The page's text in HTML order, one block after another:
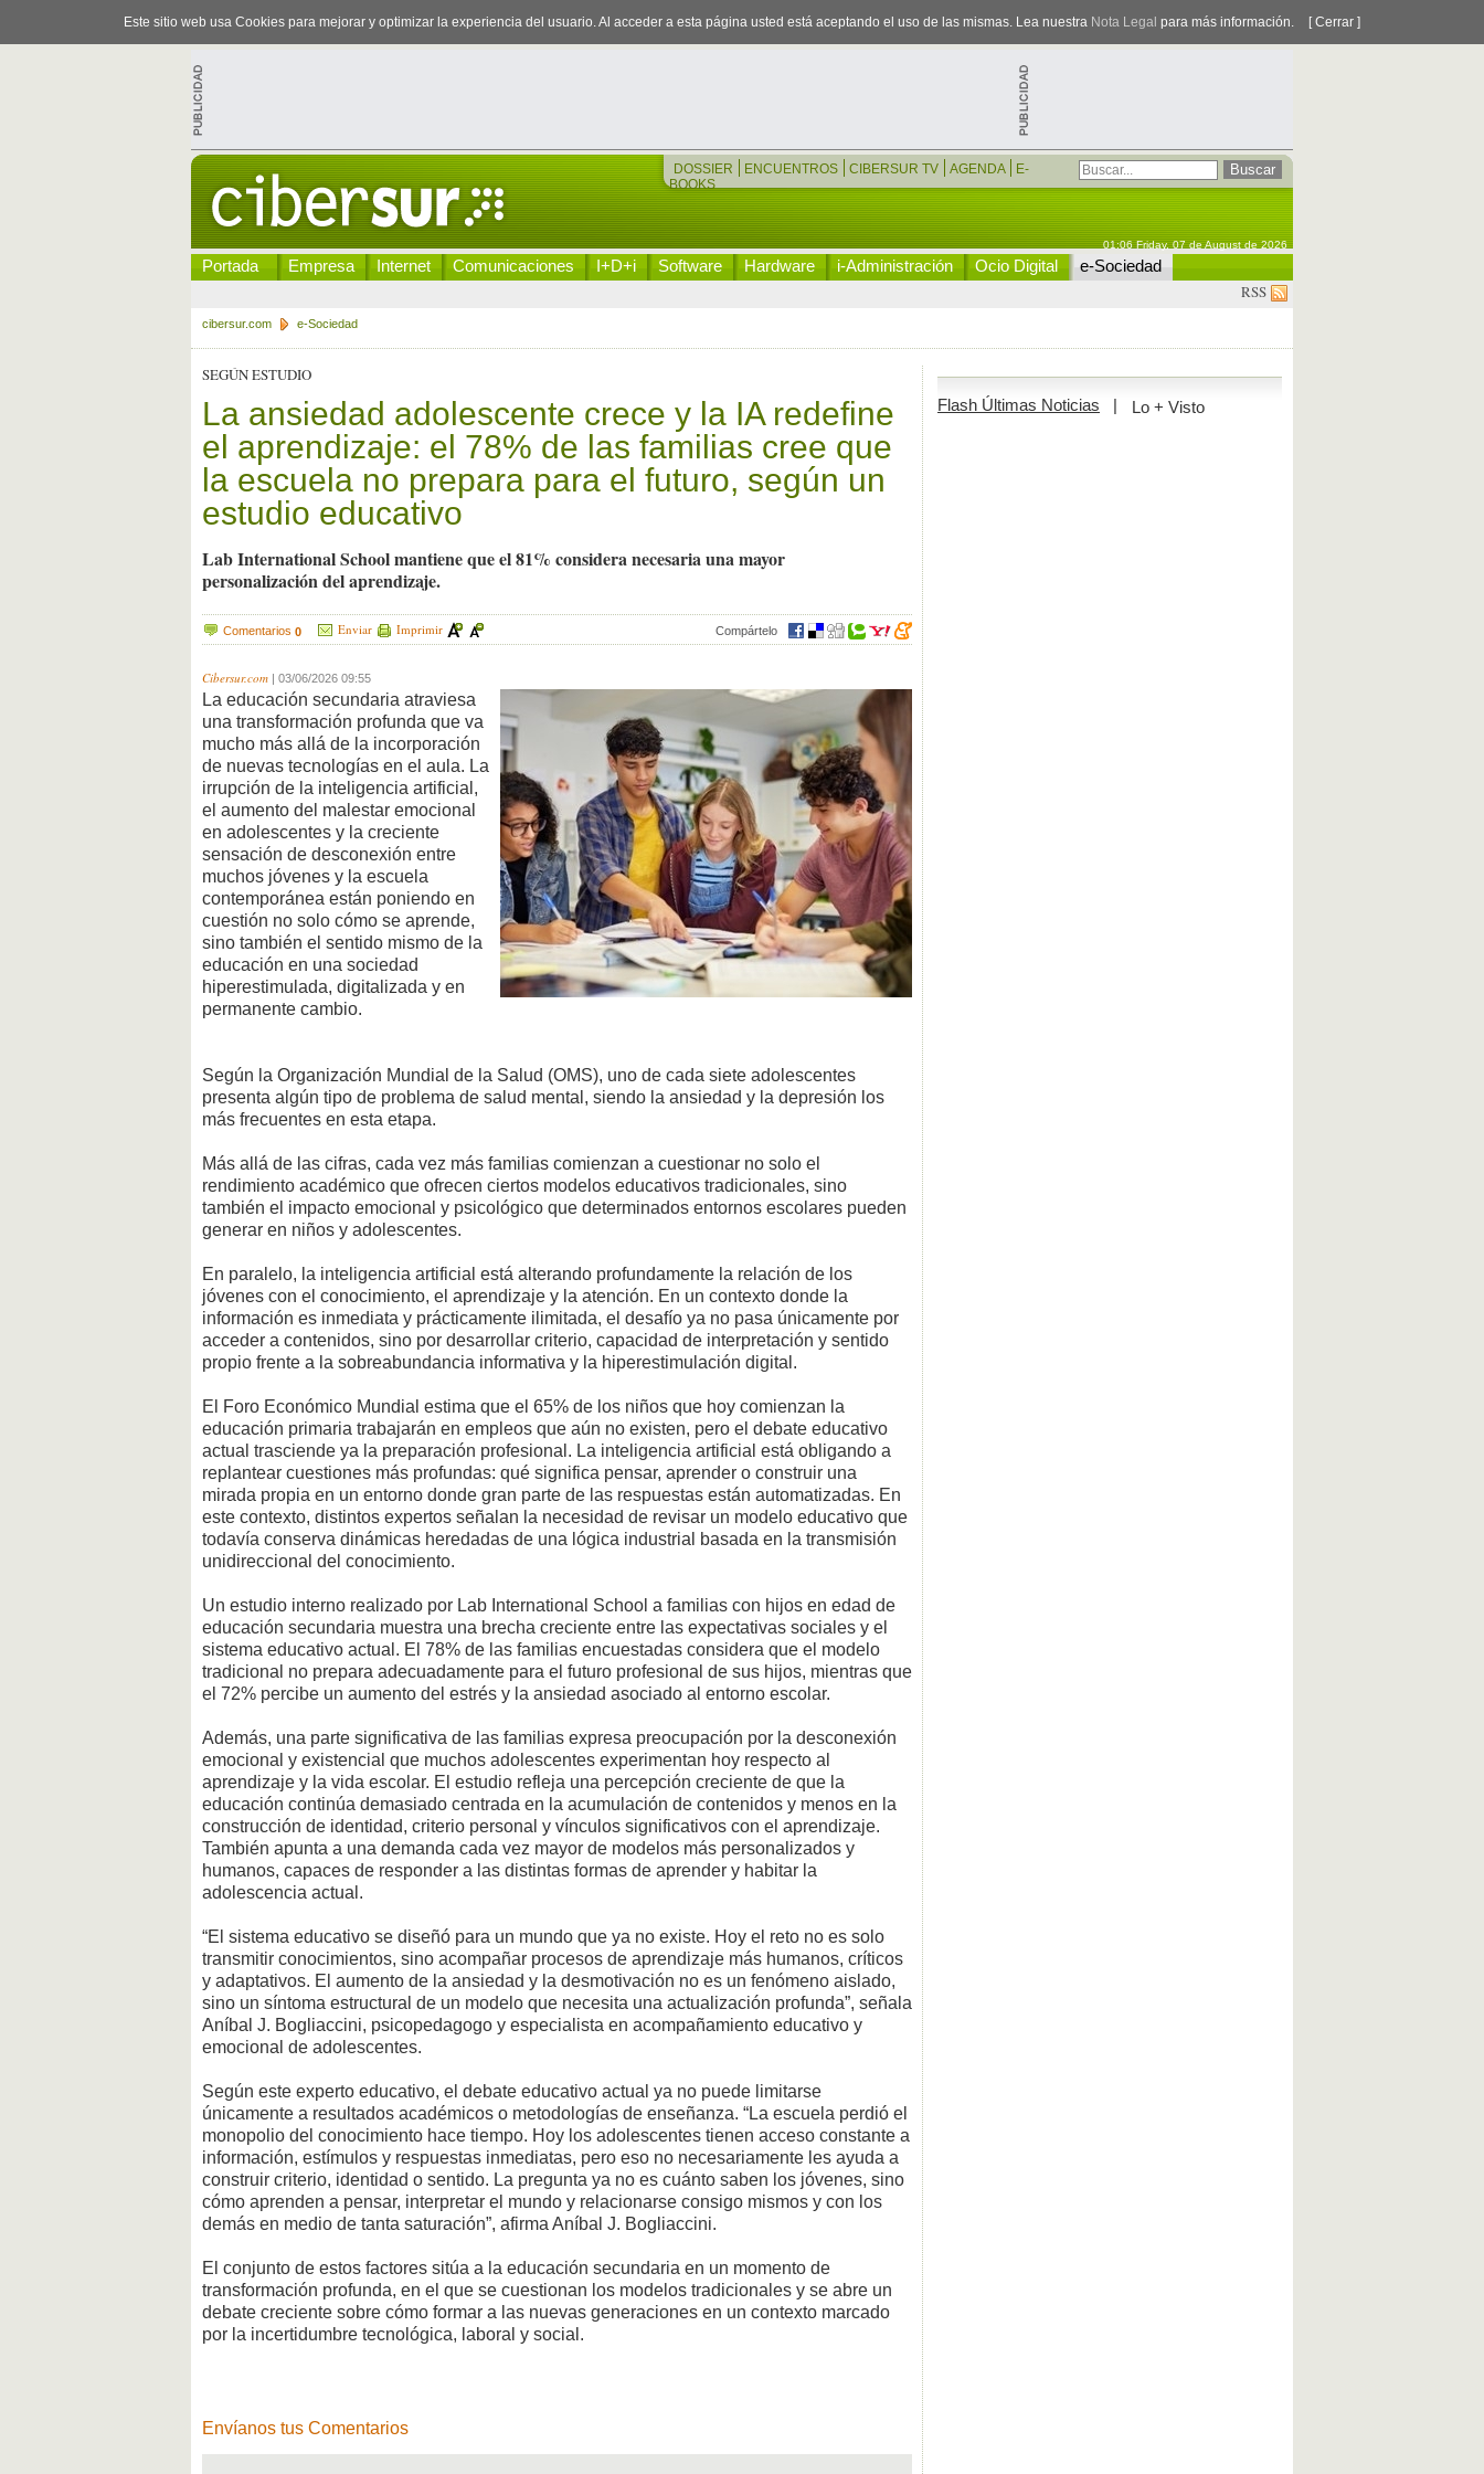
Este sitio web usa Cookies para mejorar y optimizar la experiencia del usuario. Al acceder a esta página usted está aceptando el uso de las mismas. Lea nuestra Nota Legal para más información. [ Cerrar ]
DOSSIER ENCUENTROS CIBERSUR TV AGENDA
E-
BOOKS
01:06 Friday, 07 de August de 2026
Portada Empresa Internet Comunicaciones I+D+i Software Hardware i-Administración Ocio Digital e-Sociedad
RSS
cibersur.com e-Sociedad
SEGÚN ESTUDIO
La ansiedad adolescente crece y la IA redefine
el aprendizaje: el 78% de las familias cree que
la escuela no prepara para el futuro, según un
estudio educativo
Lab International School mantiene que el 81% considera necesaria una mayor
personalización del aprendizaje.
Comentarios 0 Enviar Imprimir Compártelo
Cibersur.com 03/06/2026 09:55
La educación secundaria atraviesa
una transformación profunda que va
mucho más allá de la incorporación
de nuevas tecnologías en el aula. La
irrupción de la inteligencia artificial,
el aumento del malestar emocional
en adolescentes y la creciente
sensación de desconexión entre
muchos jóvenes y la escuela
contemporánea están poniendo en
cuestión no solo cómo se aprende,
sino también el sentido mismo de la
educación en una sociedad
hiperestimulada, digitalizada y en
permanente cambio.
Según la Organización Mundial de la Salud (OMS), uno de cada siete adolescentes
presenta algún tipo de problema de salud mental, siendo la ansiedad y la depresión los
más frecuentes en esta etapa.
Más allá de las cifras, cada vez más familias comienzan a cuestionar no solo el
rendimiento académico que ofrecen ciertos modelos educativos tradicionales, sino
también el impacto emocional y psicológico que determinados entornos escolares pueden
generar en niños y adolescentes.
En paralelo, la inteligencia artificial está alterando profundamente la relación de los
jóvenes con el conocimiento, el aprendizaje y la atención. En un contexto donde la
información es inmediata y prácticamente ilimitada, el desafío ya no pasa únicamente por
acceder a contenidos, sino por desarrollar criterio, capacidad de interpretación y sentido
propio frente a la sobreabundancia informativa y la hiperestimulación digital.
El Foro Económico Mundial estima que el 65% de los niños que hoy comienzan la
educación primaria trabajarán en empleos que aún no existen, pero el debate educativo
actual trasciende ya la preparación profesional. La inteligencia artificial está obligando a
replantear cuestiones más profundas: qué significa pensar, aprender o construir una
mirada propia en un entorno donde gran parte de las respuestas están automatizadas. En
este contexto, distintos expertos señalan la necesidad de revisar un modelo educativo que
todavía conserva dinámicas heredadas de una lógica industrial basada en la transmisión
unidireccional del conocimiento.
Un estudio interno realizado por Lab International School a familias con hijos en edad de
educación secundaria muestra una brecha creciente entre las expectativas sociales y el
sistema educativo actual. El 78% de las familias encuestadas considera que el modelo
tradicional no prepara adecuadamente para el futuro profesional de sus hijos, mientras que
el 72% percibe un aumento del estrés y la ansiedad asociado al entorno escolar.
Además, una parte significativa de las familias expresa preocupación por la desconexión
emocional y existencial que muchos adolescentes experimentan hoy respecto al
aprendizaje y la vida escolar. El estudio refleja una percepción creciente de que la
educación continúa demasiado centrada en la acumulación de contenidos y menos en la
construcción de identidad, criterio personal y vínculos significativos con el aprendizaje.
También apunta a una demanda cada vez mayor de modelos más personalizados y
humanos, capaces de responder a las distintas formas de aprender y habitar la
adolescencia actual.
“El sistema educativo se diseñó para un mundo que ya no existe. Hoy el reto no es solo
transmitir conocimientos, sino acompañar procesos de aprendizaje más humanos, críticos
y adaptativos. El aumento de la ansiedad y la desmotivación no es un fenómeno aislado,
sino un síntoma estructural de un modelo que necesita una actualización profunda”, señala
Aníbal J. Bogliaccini, psicopedagogo y especialista en acompañamiento educativo y
emocional de adolescentes.
Según este experto educativo, el debate educativo actual ya no puede limitarse
únicamente a resultados académicos o metodologías de enseñanza. “La escuela perdió el
monopolio del conocimiento hace tiempo. Hoy los adolescentes tienen acceso constante a
información, estímulos y respuestas inmediatas, pero eso no necesariamente les ayuda a
construir criterio, identidad o sentido. La pregunta ya no es cuánto saben los jóvenes, sino
cómo aprenden a pensar, interpretar el mundo y relacionarse consigo mismos y con los
demás en medio de tanta saturación”, afirma Aníbal J. Bogliaccini.
El conjunto de estos factores sitúa a la educación secundaria en un momento de
transformación profunda, en el que se cuestionan los modelos tradicionales y se abre un
debate creciente sobre cómo formar a las nuevas generaciones en un contexto marcado
por la incertidumbre tecnológica, laboral y social.
Envíanos tus Comentarios
Flash Últimas Noticias | Lo + Visto